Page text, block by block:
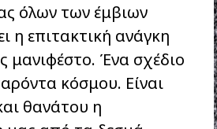
όλων των έμβιων
η επιτακτική ανάγκη
μανιφέστο. Ένα σχέδιο
κόσμου. Είναι
θανάτου η